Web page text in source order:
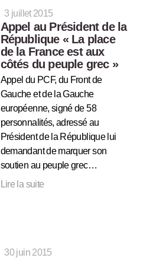
3 juillet 2015
Appel au Président de la
République « La place
de la France est aux
côtés du peuple grec »
Appel du PCF, du Front de
Gauche et de la Gauche
européenne, signé de 58
personnalités, adressé au
Président de la République lui
demandant de marquer son
soutien au peuple grec…
Lire la suite
30 juin 2015